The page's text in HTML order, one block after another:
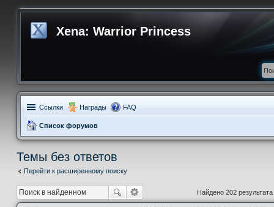
Xena: Warrior Princess
Ссылки Награды FAQ
Список форумов
Темы без ответов
Перейти к расширенному поиску
Найдено 202 результата